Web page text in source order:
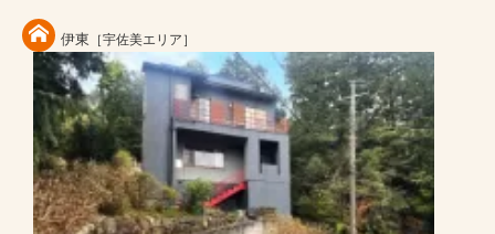
伊東 ［宇佐美エリア］